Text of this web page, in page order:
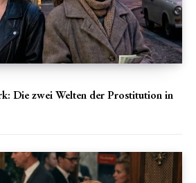
Die zwei Welten der Prostitution in